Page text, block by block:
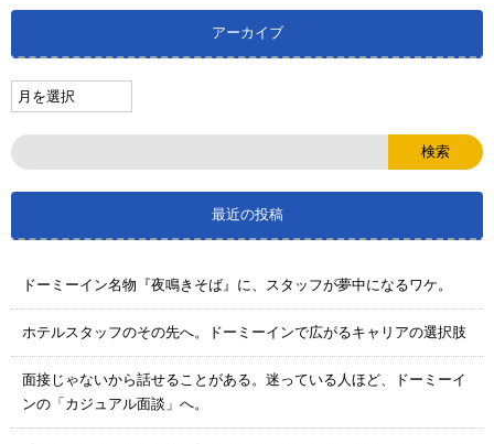
アーカイブ
最近の投稿
ドーミーイン名物『夜鳴きそば』に、スタッフが夢中になるワケ。
ホテルスタッフのその先へ。ドーミーインで広がるキャリアの選択肢
面接じゃないから話せることがある。迷っている人ほど、ドーミーイ
ンの「カジュアル面談」へ。